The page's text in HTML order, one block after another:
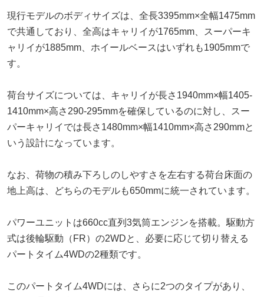
現行モデルのボディサイズは、全長3395mm×全幅1475mm
で共通しており、全高はキャリイが1765mm、スーパーキ
ャリイが1885mm、ホイールベースはいずれも1905mmで
す。
荷台サイズについては、キャリイが長さ1940mm×幅1405-
1410mm×高さ290-295mmを確保しているのに対し、スー
パーキャリイでは長さ1480mm×幅1410mm×高さ290mmと
いう設計になっています。
なお、荷物の積み下ろしのしやすさを左右する荷台床面の
地上高は、どちらのモデルも650mmに統一されています。
パワーユニットは660cc直列3気筒エンジンを搭載。駆動方
式は後輪駆動（FR）の2WDと、必要に応じて切り替える
パートタイム4WDの2種類です。
このパートタイム4WDには、さらに2つのタイプがあり、